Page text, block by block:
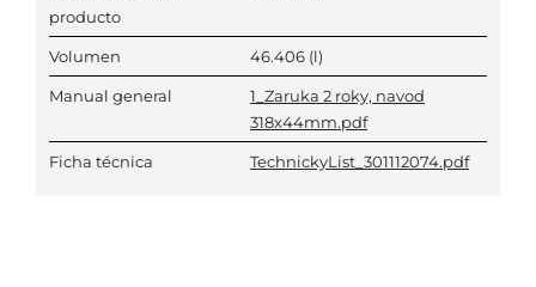
producto
Volumen 46.406 (l)
Manual general
1_Zaruka 2 roky, navod
318x44mm.pdf
Ficha técnica TechnickyList_301112074.pdf